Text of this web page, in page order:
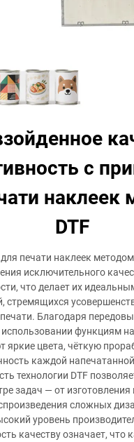
с
наклеек
DTF
печати наклеек
исключительного
что делает их
стремящихся
Благодаря
функциям
яркие цвета, чёткую
каждой
технологии DTF
задач — от
сложных
уровень
качеству означает, что